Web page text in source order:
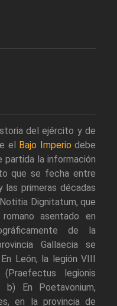
del ejército y de
el
Bajo Imperio debe
la información
que se fecha entre
las primeras décadas
Dignitatum, que
asentado en
de la
Gallaecia se
León, la legión VIII
legionis
b) En Poetavonium,
en la provincia de